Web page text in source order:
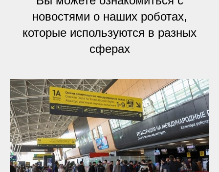
новостями о наших роботах,
которые используются в разных
сферах